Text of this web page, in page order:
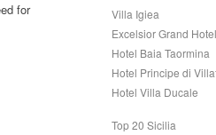
for
Villa Igiea
Excelsior Grand Hotel
Hotel Baia Taormina
Hotel Principe di
Hotel Villa Ducale
Top 20 Sicilia